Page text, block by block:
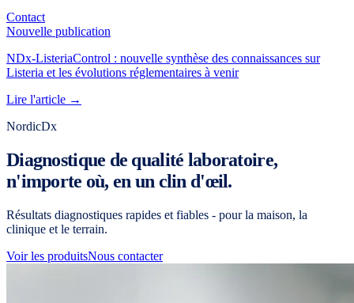
Contact
Nouvelle publication
NDx-ListeriaControl : nouvelle synthèse des connaissances sur
Listeria et les évolutions réglementaires à venir
Lire l'article →
NordicDx
Diagnostique de qualité laboratoire,
n'importe où, en un clin d'œil.
Résultats diagnostiques rapides et fiables - pour la maison, la
clinique et le terrain.
Voir les produitsNous contacter